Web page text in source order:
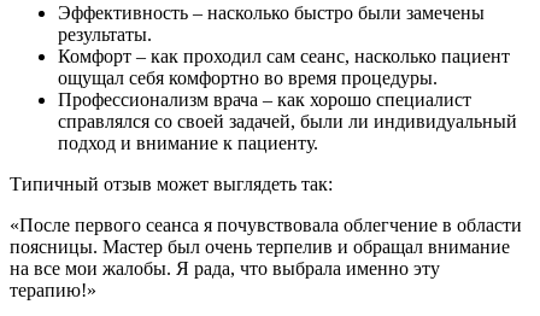
Эффективность – насколько быстро были замечены
результаты.
Комфорт – как проходил сам сеанс, насколько пациент
ощущал себя комфортно во время процедуры.
Профессионализм врача – как хорошо специалист
справлялся со своей задачей, были ли индивидуальный
подход и внимание к пациенту.
Типичный отзыв может выглядеть так:
«После первого сеанса я почувствовала облегчение в области
поясницы. Мастер был очень терпелив и обращал внимание
на все мои жалобы. Я рада, что выбрала именно эту
терапию!»